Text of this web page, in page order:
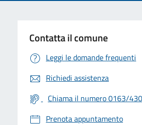
Contatta il comune
Leggi le domande frequenti
Richiedi assistenza
Chiama il numero 0163/
Prenota appuntamento